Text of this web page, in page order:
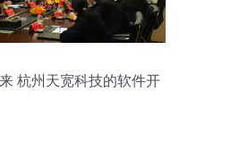
杭州天宽科技的软件开